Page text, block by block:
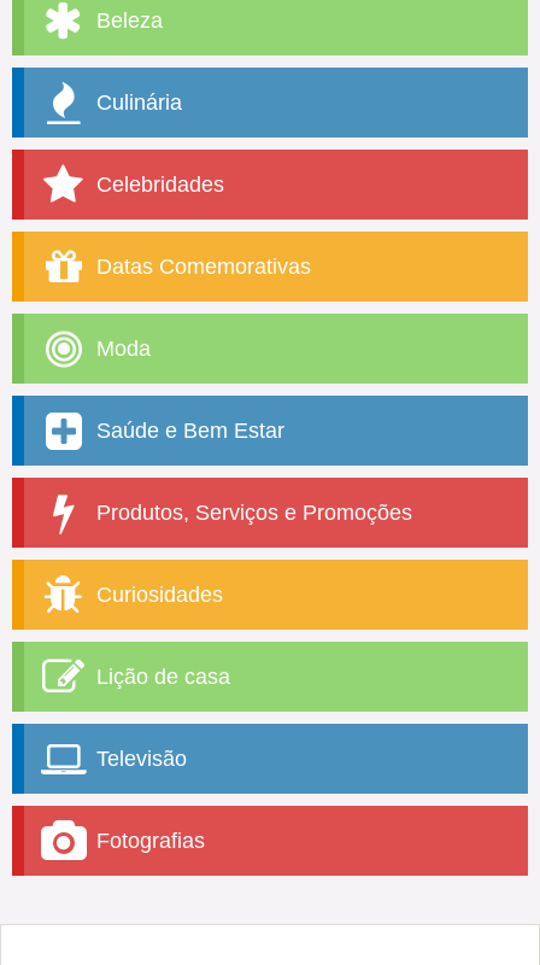
Beleza
Culinária
Celebridades
Datas Comemorativas
Moda
Saúde e Bem Estar
Produtos, Serviços e Promoções
Curiosidades
Lição de casa
Televisão
Fotografias